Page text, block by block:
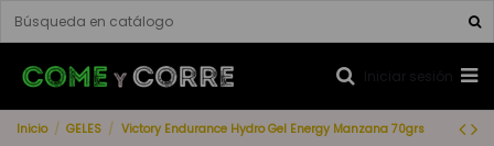
Iniciar sesión
Inicio GELES Victory Endurance Hydro Gel Energy Manzana 70grs